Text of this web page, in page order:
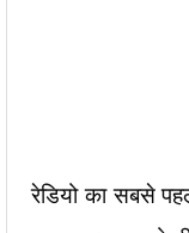
रेडियो का सबसे